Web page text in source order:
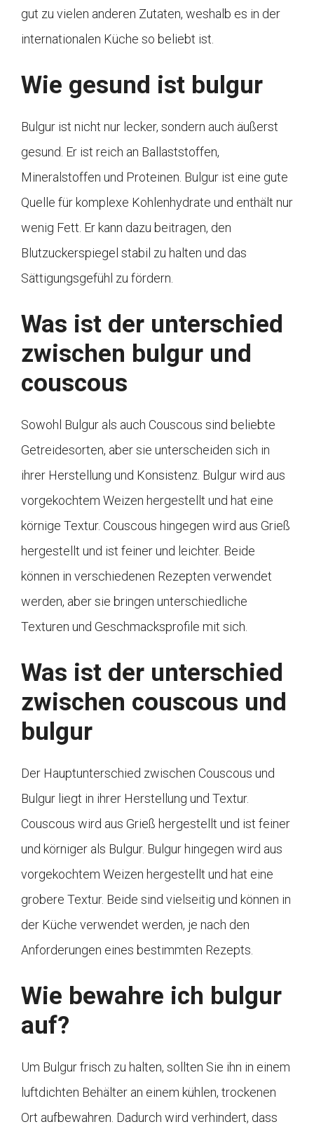
gut zu vielen anderen Zutaten, weshalb es in der
internationalen Küche so beliebt ist.
Wie gesund ist bulgur
Bulgur ist nicht nur lecker, sondern auch äußerst
gesund. Er ist reich an Ballaststoffen,
Mineralstoffen und Proteinen. Bulgur ist eine gute
Quelle für komplexe Kohlenhydrate und enthält nur
wenig Fett. Er kann dazu beitragen, den
Blutzuckerspiegel stabil zu halten und das
Sättigungsgefühl zu fördern.
Was ist der unterschied
zwischen bulgur und
couscous
Sowohl Bulgur als auch Couscous sind beliebte
Getreidesorten, aber sie unterscheiden sich in
ihrer Herstellung und Konsistenz. Bulgur wird aus
vorgekochtem Weizen hergestellt und hat eine
körnige Textur. Couscous hingegen wird aus Grieß
hergestellt und ist feiner und leichter. Beide
können in verschiedenen Rezepten verwendet
werden, aber sie bringen unterschiedliche
Texturen und Geschmacksprofile mit sich.
Was ist der unterschied
zwischen couscous und
bulgur
Der Hauptunterschied zwischen Couscous und
Bulgur liegt in ihrer Herstellung und Textur.
Couscous wird aus Grieß hergestellt und ist feiner
und körniger als Bulgur. Bulgur hingegen wird aus
vorgekochtem Weizen hergestellt und hat eine
grobere Textur. Beide sind vielseitig und können in
der Küche verwendet werden, je nach den
Anforderungen eines bestimmten Rezepts.
Wie bewahre ich bulgur
auf?
Um Bulgur frisch zu halten, sollten Sie ihn in einem
luftdichten Behälter an einem kühlen, trockenen
Ort aufbewahren. Dadurch wird verhindert, dass